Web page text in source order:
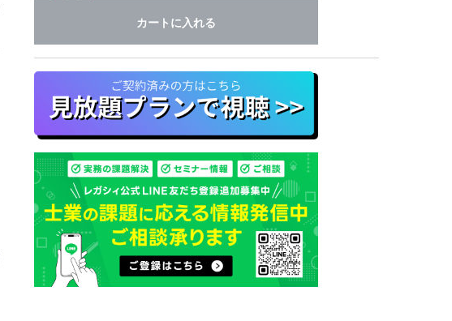
カートに入れる